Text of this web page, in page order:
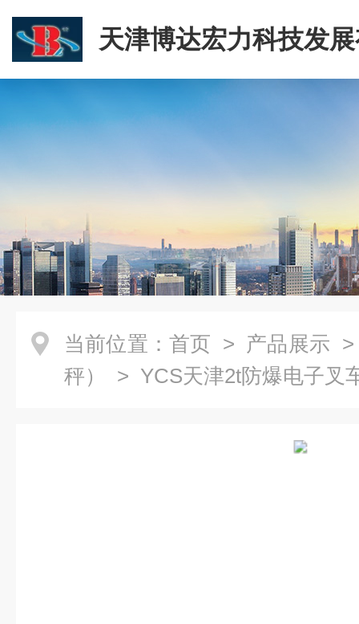
天津博达宏力科技发
司
当前位置： 首页 > 产品展示
秤）
> YCS天津2t防爆电子叉